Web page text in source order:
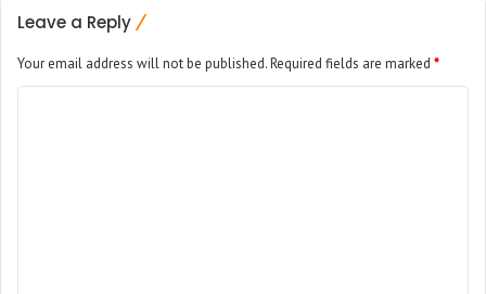
Leave a Reply
Your email address will not be published.Required fields are marked *